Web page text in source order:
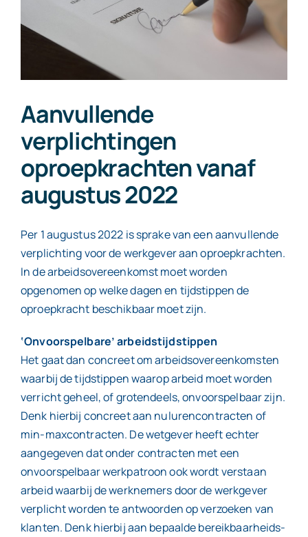
Aanvullende
verplichtingen
oproepkrachten vanaf
augustus 2022
Per 1 augustus 2022 is sprake van een aanvullende
verplichting voor de werkgever aan oproepkrachten.
In de arbeidsovereenkomst moet worden
opgenomen op welke dagen en tijdstippen de
oproepkracht beschikbaar moet zijn.
‘Onvoorspelbare’ arbeidstijdstippen
Het gaat dan concreet om arbeidsovereenkomsten
waarbij de tijdstippen waarop arbeid moet worden
verricht geheel, of grotendeels, onvoorspelbaar zijn.
Denk hierbij concreet aan nulurencontracten of
min-maxcontracten. De wetgever heeft echter
aangegeven dat onder contracten met een
onvoorspelbaar werkpatroon ook wordt verstaan
arbeid waarbij de werknemers door de werkgever
verplicht worden te antwoorden op verzoeken van
klanten. Denk hierbij aan bepaalde bereikbaarheids-